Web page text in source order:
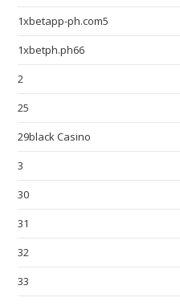
1xbetapp-ph.com5
1xbetph.ph66
2
25
29black Casino
3
30
31
32
33